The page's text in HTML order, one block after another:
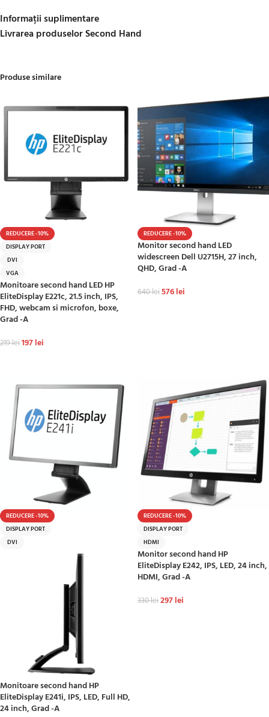
Informații suplimentare
Livrarea produselor Second Hand
Produse similare
REDUCERE -10%
DISPLAY PORT
DVI
VGA
Monitoare second hand LED HP
EliteDisplay E221c, 21.5 inch, IPS,
FHD, webcam si microfon, boxe,
Grad -A
219lei197lei
REDUCERE -10%
Monitor second hand LED
widescreen Dell U2715H, 27 inch,
QHD, Grad -A
640lei576lei
REDUCERE -10%
DISPLAY PORT
DVI
Monitoare second hand HP
EliteDisplay E241i, IPS, LED, Full HD,
24 inch, Grad -A
REDUCERE -10%
DISPLAY PORT
HDMI
Monitor second hand HP
EliteDisplay E242, IPS, LED, 24 inch,
HDMI, Grad -A
330lei297lei